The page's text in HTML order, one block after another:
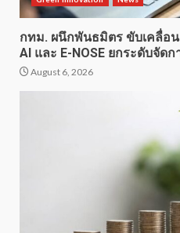
กทม. ผนึกพันธมิตร ขับเคลื่อน
AI และ E-NOSE ยกระดับจัดก
August 6, 2026